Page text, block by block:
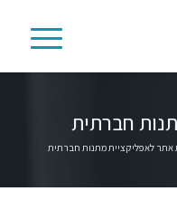
חברתית
אתר לאפליקציית מתנות חברתית